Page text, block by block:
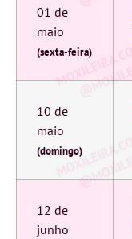
01 de
maio
(sexta-feira)
10 de
maio
(domingo)
12 de
junho